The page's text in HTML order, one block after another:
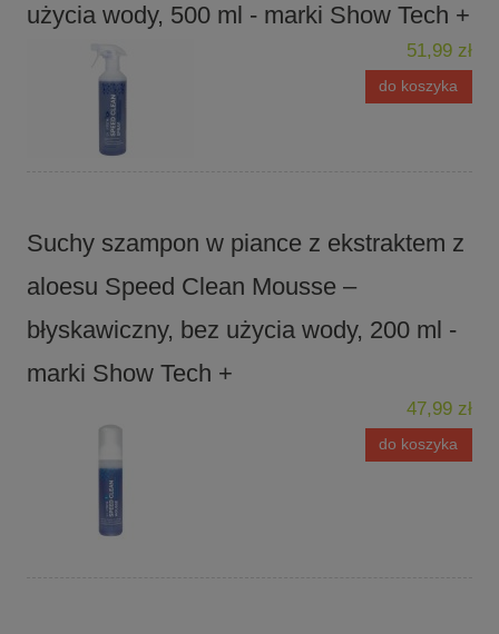
użycia wody, 500 ml - marki Show Tech +
51,99 zł
do koszyka
Suchy szampon w piance z ekstraktem z
aloesu Speed Clean Mousse –
błyskawiczny, bez użycia wody, 200 ml -
marki Show Tech +
47,99 zł
do koszyka